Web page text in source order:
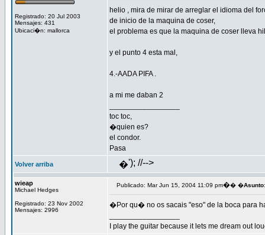
Registrado: 20 Jul 2003
Mensajes: 431
Ubicaci�n: mallorca
helio , mira de mirar de arreglar el idioma del
de inicio de la maquina de coser,
el problema es que la maquina de coser lleva
y el punto 4 esta mal,
4.-AADA PIFA .
a mi me daban 2
toc toc,
�quien es?
el condor.
Pasa
Volver arriba �'); //-->
wieap
Michael Hedges
Registrado: 23 Nov 2002
Mensajes: 2996
Publicado: Mar Jun 15, 2004 11:09 pm�� �Asunto:
�Por qu� no os sacais "eso" de la boca para
I play the guitar because it lets me dream out